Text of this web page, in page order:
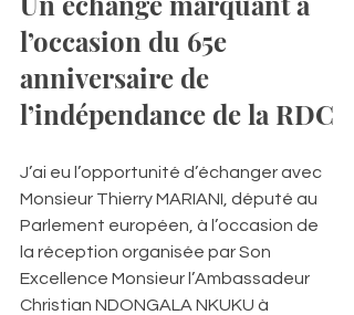
l’occasion du 65e
anniversaire de
l’indépendance de la RDC
J’ai eu l’opportunité d’échanger avec
Monsieur Thierry MARIANI, député au
Parlement européen, à l’occasion de
la réception organisée par Son
Excellence Monsieur l’Ambassadeur
Christian NDONGALA NKUKU à